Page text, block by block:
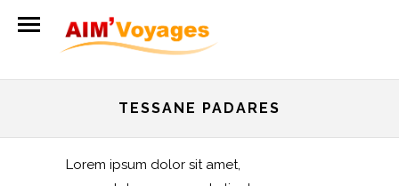
TESSANE PADARES
Lorem ipsum dolor sit amet,